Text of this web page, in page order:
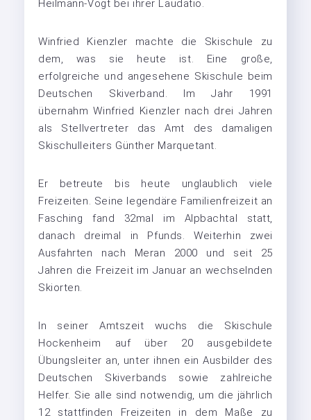
Heilmann-Vogt bei ihrer Laudatio.
Winfried Kienzler machte die Skischule zu
dem, was sie heute ist. Eine große,
erfolgreiche und angesehene Skischule beim
Deutschen Skiverband. Im Jahr 1991
übernahm Winfried Kienzler nach drei Jahren
als Stellvertreter das Amt des damaligen
Skischulleiters Günther Marquetant.
Er betreute bis heute unglaublich viele
Freizeiten. Seine legendäre Familienfreizeit an
Fasching fand 32mal im Alpbachtal statt,
danach dreimal in Pfunds. Weiterhin zwei
Ausfahrten nach Meran 2000 und seit 25
Jahren die Freizeit im Januar an wechselnden
Skiorten.
In seiner Amtszeit wuchs die Skischule
Hockenheim auf über 20 ausgebildete
Übungsleiter an, unter ihnen ein Ausbilder des
Deutschen Skiverbands sowie zahlreiche
Helfer. Sie alle sind notwendig, um die jährlich
12 stattfinden Freizeiten in dem Maße zu